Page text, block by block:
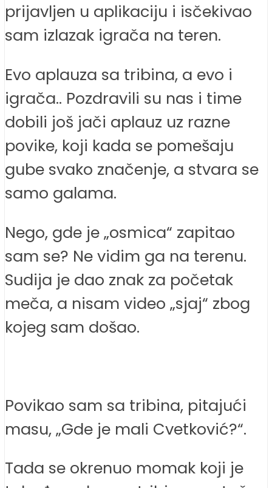
prijavljen u aplikaciju i isčekivao
sam izlazak igrača na teren.
Evo aplauza sa tribina, a evo i
igrača.. Pozdravili su nas i time
dobili još jači aplauz uz razne
povike, koji kada se pomešaju
gube svako značenje, a stvara se
samo galama.
Nego, gde je „osmica“ zapitao
sam se? Ne vidim ga na terenu.
Sudija je dao znak za početak
meča, a nisam video „sjaj“ zbog
kojeg sam došao.
Povikao sam sa tribina, pitajući
masu, „Gde je mali Cvetković?“.
Tada se okrenuo momak koji je